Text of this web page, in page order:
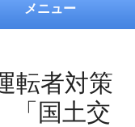
メニュー
転者対策
「国土交